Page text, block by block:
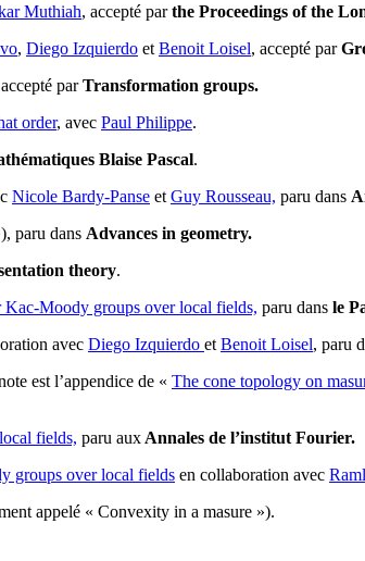
Muthiah, accepté parthe Proceedings of the
, Diego Izquierdo et Benoit Loisel, accepté par
parTransformation groups.
order, avec Paul Philippe.
Blaise Pascal.
Nicole Bardy-Panse et Guy Rousseau, paru dans
paru dans Advances in geometry.
theory.
Kac-Moody groups over local fields, paru dans le
avec Diego Izquierdo et Benoit Loisel, paru
est l’appendice de « The cone topology on
fields, paru aux Annales de l’institut Fourier.
groups over local fields en collaboration avec
appelé « Convexity in a masure »).